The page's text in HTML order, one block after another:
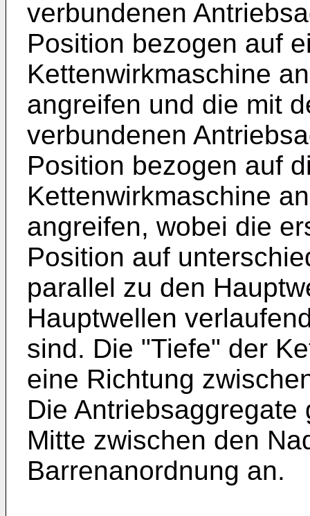
verbundenen
Position bezogen auf
Kettenwirkmaschine
angreifen und die mit
verbundenen
Position bezogen auf
Kettenwirkmaschine
angreifen, wobei die
Position auf
parallel zu den
Hauptwellen
sind. Die "Tiefe" der
eine Richtung
Die
Mitte zwischen den
Barrenanordnung an.